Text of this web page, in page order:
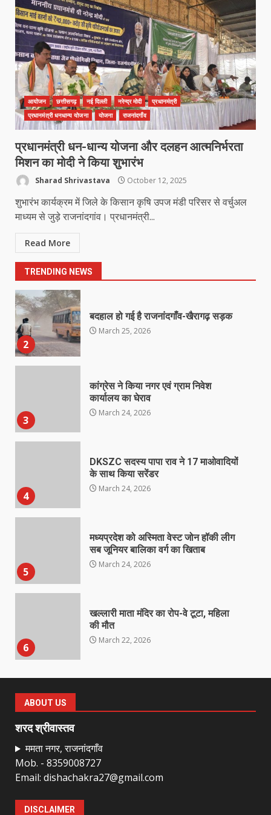
आयोजन छत्तीसगढ़ नई दिल्ली नरेन्द्र मोदी
प्रधानमंत्री
प्रधानमंत्री धनधान्य योजना
योजना राजनांदगाँव
प्रधानमंत्री धन-धान्य योजना और दलहन आत्मनिर्भरता
मिशन का मोदी ने किया शुभारंभ
Sharad Shrivastava October 12, 2025
शुभारंभ कार्यक्रम में जिले के किसान कृषि उपज मंडी परिसर से वर्चुअल
माध्यम से जुड़े राजनांदगांव। प्रधानमंत्री...
Read More
TRENDING NEWS
मध्यप्रदेश को अस्मिता वेस्ट जोन हॉकी लीग
सब जूनियर बालिका वर्ग का खिताब
March 24, 2026
6
खल्लारी माता मंदिर का रोप-वे टूटा, महिला
की मौत
March 22, 2026
राष्ट्रीय पवार क्षत्रिय महासभा भारत की
सामान्य सभा डोंगरगढ़ में कल
March 21, 2026
1
March 25, 2026
2
बदहाल हो गई है राजनांदगाँव-खैरागढ़ सड़क
March 25, 2026
3
कांग्रेस ने किया नगर एवं ग्राम निवेश
कार्यालय का घेराव
March 24, 2026
4
DKSZC सदस्य पापा राव ने 17 माओवादियों
के साथ किया सरेंडर
March 24, 2026
5
मध्यप्रदेश को अस्मिता वेस्ट जोन हॉकी लीग
सब जूनियर बालिका वर्ग का खिताब
March 24, 2026
6
खल्लारी माता मंदिर का रोप-वे टूटा, महिला
की मौत
March 22, 2026
7
1
नाबालिक के प्रसव मामले में फरार आरोपी के
संबंध में इनाम की उद्घोषना
ABOUT US
शरद श्रीवास्तव
ममता नगर, राजनांदगाँव
Mob. - 8359008727
Email: dishachakra27@gmail.com
DISCLAIMER